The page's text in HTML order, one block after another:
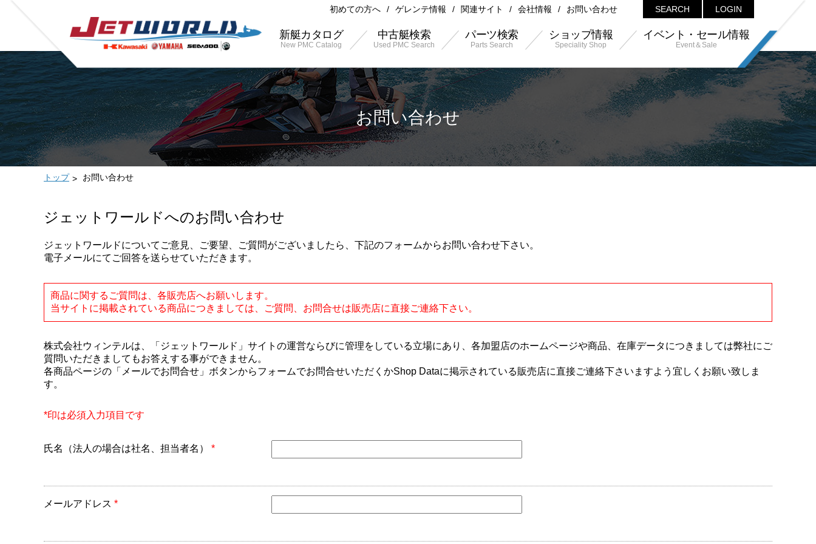
初めての方へ ゲレンテ情報 関連サイト 会社情報 お問い合わせ SEARCH LOGIN
新艇カタログ
New PMC Catalog
中古艇検索
Used PMC Search
パーツ検索
Parts Search
ショップ情報
Speciality Shop
イベント・セール情報
Event＆Sale
お問い合わせ
トップ お問い合わせ
ジェットワールドへのお問い合わせ
ジェットワールドについてご意見、ご要望、ご質問がございましたら、下記のフォームからお問い合わせ下さい。
電子メールにてご回答を送らせていただきます。
商品に関するご質問は、各販売店へお願いします。
当サイトに掲載されている商品につきましては、ご質問、お問合せは販売店に直接ご連絡下さい。
株式会社ウィンテルは、「ジェットワールド」サイトの運営ならびに管理をしている立場にあり、各加盟店のホームページや商品、在庫データにつきましては弊社にご
質問いただきましてもお答えする事ができません。
各商品ページの「メールでお問合せ」ボタンからフォームでお問合せいただくかShop Dataに掲示されている販売店に直接ご連絡下さいますよう宜しくお願い致しま
す。
*印は必須入力項目です
氏名（法人の場合は社名、担当者名） *
メールアドレス *